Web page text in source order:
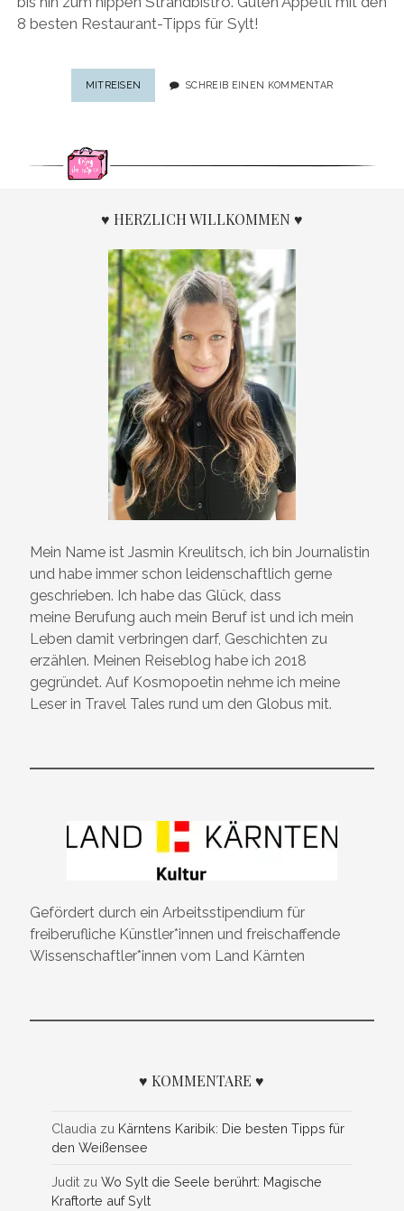
8 besten Restaurant-Tipps für Sylt!
MITREISEN NORDSEE-
INSEL
8
TIPPS
SYLT
SCHREIB EINEN KOMMENTAR
♥ HERZLICH WILLKOMMEN ♥
Mein Name ist Jasmin Kreulitsch, ich bin Journalistin
und habe immer schon leidenschaftlich gerne
geschrieben. Ich habe das Glück, dass
meine Berufung auch mein Beruf ist und ich mein
Leben damit verbringen darf, Geschichten zu
erzählen. Meinen Reiseblog habe ich 2018
gegründet. Auf Kosmopoetin nehme ich meine
Leser in Travel Tales rund um den Globus mit.
Gefördert durch ein Arbeitsstipendium für
freiberufliche Künstler*innen und freischaffende
Wissenschaftler*innen vom Land Kärnten
♥ KOMMENTARE ♥
Claudia zu Kärntens Karibik: Die besten Tipps für
den Weißensee
Judit zuWo Sylt die Seele berührt: Magische
Kraftorte auf Sylt